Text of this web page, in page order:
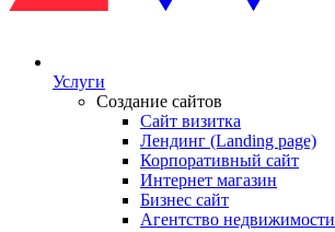
Услуги
Создание сайтов
Сайт визитка
Лендинг (Landing page)
Корпоративный сайт
Интернет магазин
Бизнес сайт
Агентство недвижимости